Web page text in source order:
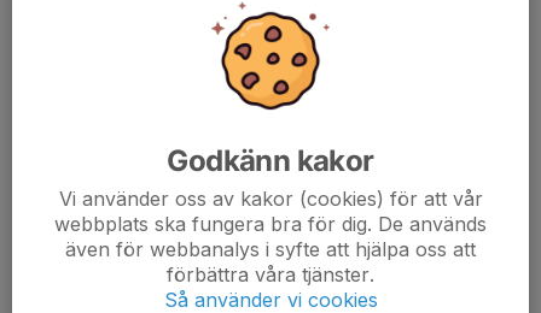
Sixten Connysson15 jan, 16:49
Det var min bästa minnet i Hockeyn
Godkänn kakor
Vi använder oss av kakor (cookies) för att vår
webbplats ska fungera bra för dig. De används
även för webbanalys i syfte att hjälpa oss att
förbättra våra tjänster.
Så använder vi cookies